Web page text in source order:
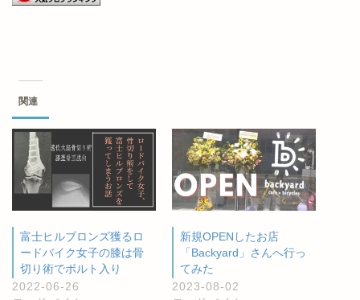
関連
富士ヒルブロンズ獲るロ
ードバイク女子の膝は骨
切り術でボルト入り
2022-06-26
新規OPENしたお店
「Backyard」さんへ行っ
てみた
2023-08-02